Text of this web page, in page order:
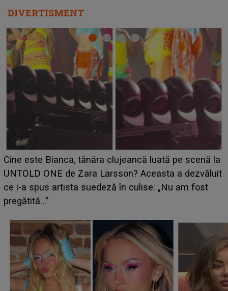
DIVERTISMENT
HOROSCOP 11 august 2026. Marte intră în Rac și
aduce tensiuni uriașe pentru o zodie! Conflictele
izbucnesc din senin în jurul ei, iar o situație dificilă
scapă de sub control